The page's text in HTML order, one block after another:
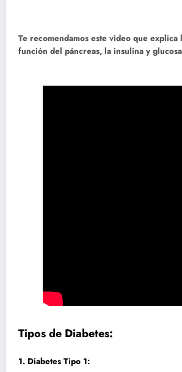
Te recomendamos este video que explica
función del páncreas, la insulina y
Tipos de Diabetes:
1. Diabetes Tipo 1: